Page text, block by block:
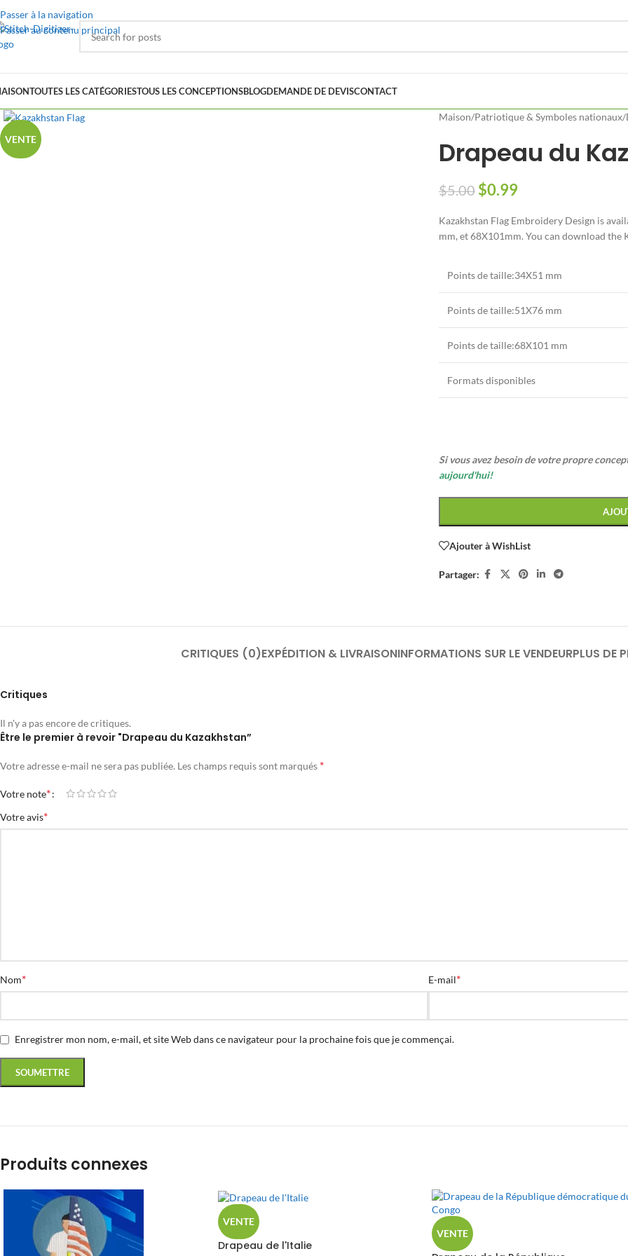
Passer à la navigation
Passer au contenu principal
TOUTES LES CATÉGORIESTOUS LES CONCEPTIONSBLOGDEMANDE DE DEVISCONTACT
VENTE
Maison/Patriotique & Symboles nationaux/
Drapeau du
$5.00 $0.99
Kazakhstan Flag Embroidery Design is
mm, et 68X101mm. You can download the
Points de taille:34X51 mm
Points de taille:51X76 mm
Points de taille:68X101 mm
Formats disponibles
Si vous avez besoin de votre propre
aujourd'hui!
Ajouter à WishList
Partager:
CRITIQUES (0)EXPÉDITION & LIVRAISONINFORMATIONS SUR LE VENDEURPLUS DE
Critiques
Il n'y a pas encore de critiques.
Être le premier à revoir "Drapeau du Kazakhstan”
Votre adresse e-mail ne sera pas publiée. Les champs requis sont marqués *
Votre note*
Votre avis*
Nom* E-mail*
Enregistrer mon nom, e-mail, et site Web dans ce navigateur pour la prochaine fois que je commençai.
Produits connexes
VENTE
Drapeau de l'Italie
VENTE